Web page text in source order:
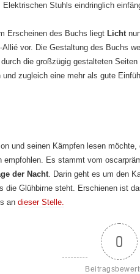
Elektrischen Stuhls eindringlich
Erscheinen des Buchs liegt Licht
Allié vor. Die Gestaltung des Buchs
die großzügig gestalteten
und zugleich eine mehr als gute
und seinen Kämpfen lesen
empfohlen. Es stammt vom
der Nacht. Darin geht es um den
die Glühbirne steht. Erschienen ist
an dieser Stelle.
0